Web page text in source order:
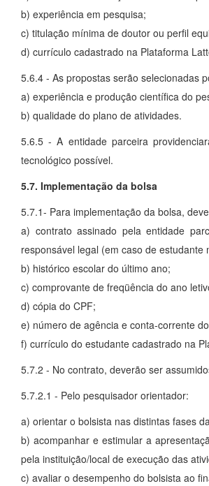
b) experiência em pesquisa;
c) titulação mínima de doutor ou perfil
d) currículo cadastrado na Plataforma
5.6.4 - As propostas serão selecionadas
a) experiência e produção científica do
b) qualidade do plano de atividades.
5.6.5 - A entidade parceira
tecnológico possível.
5.7. Implementação da bolsa
5.7.1- Para implementação da bolsa,
a) contrato assinado pela entidade
responsável legal (em caso de
b) histórico escolar do último ano;
c) comprovante de freqüência do ano
d) cópia do CPF;
e) número de agência e conta-corrente
f) currículo do estudante cadastrado na
5.7.2 - No contrato, deverão ser
5.7.2.1 - Pelo pesquisador orientador:
a) orientar o bolsista nas distintas fases
b) acompanhar e estimular a
pela instituição/local de execução das
c) avaliar o desempenho do bolsista ao